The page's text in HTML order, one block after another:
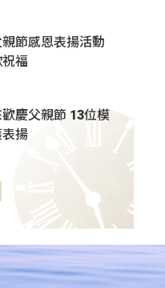
節感恩表揚活動
福
慶父親節 13位模
揚